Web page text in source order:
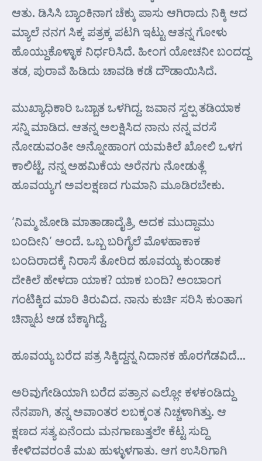
ಆತು. ಡಿಸಿಸಿ ಬ್ಯಾಂಕಿನಾಗ ಚೆಕ್ಕು ಪಾಸು ಆಗಿರಾದು ನಿಕ್ಕಿ ಆದ
ಮ್ಯಾಲೆ ನನಗ ಸಿಕ್ಕ ಪತ್ರಕ್ಕ ಪಟಗಿ ಇಟ್ಟು ಆತನ್ನ ಗೋಳು
ಹೊಯ್ದುಕೊಳ್ಳಾಕ ನಿರ್ಧರಿಸಿದೆ. ಹೀಂಗ ಯೋಚನೀ ಬಂದದ್ದ
ತಡ, ಪುರಾವೆ ಹಿಡಿದು ಚಾವಡಿ ಕಡೆ ದೌಡಾಯಿಸಿದೆ.
ಮುಖ್ಯಾಧಿಕಾರಿ ಒಬ್ಬಾತ ಒಳಗಿದ್ದ. ಜವಾನ ಸ್ವಲ್ಪ ತಡಿಯಾಕ
ಸನ್ನಿ ಮಾಡಿದ. ಆತನ್ನ ಅಲಕ್ಷಿಸಿದ ನಾನು ನನ್ನ ವರಸೆ
ನೋಡುವಂತೀ ಅನ್ನೋಹಾಂಗ ಯಮಕಿಲೆ ಖೋಲಿ ಒಳಗ
ಕಾಲಿಟ್ಟೆ. ನನ್ನ ಅಹಮಿಕೆಯ ಅರೆನಗು ನೋಡುತ್ಲೆ
ಹೂವಯ್ಯಗ ಅವಲಕ್ಷಣದ ಗುಮಾನಿ ಮೂಡಿರಬೇಕು.
‘ನಿಮ್ಮ ಜೋಡಿ ಮಾತಾಡಾದೈತ್ರಿ, ಅದಕ ಮುದ್ದಾಮು
ಬಂದೀನಿ’ ಅಂದೆ. ಒಬ್ಬ ಬರಿಗೈಲೆ ಮೊಳಹಾಕಾಕ
ಬಂದಿರಾದಕ್ಕೆ ನಿರಾಸೆ ತೋರಿದ ಹೂವಯ್ಯ ಕುಂಡಾಕ
ದೇಕಿಲೆ ಹೇಳದಾ ಯಾಕ? ಯಾಕ ಬಂದಿ? ಅಂಬಾಂಗ
ಗಂಟಿಕ್ಕಿದ ಮಾರಿ ತಿರುವಿದ. ನಾನು ಕುರ್ಚಿ ಸರಿಸಿ ಕುಂತಾಗ
ಚಿನ್ನಾಟ ಆಡ ಬೆಕ್ಕಾಗಿದ್ದೆ.
ಹೂವಯ್ಯ ಬರೆದ ಪತ್ರ ಸಿಕ್ಕಿದ್ದನ್ನ ನಿದಾನಕ ಹೊರಗೆಡವಿದೆ…
ಅರಿವುಗೇಡಿಯಾಗಿ ಬರೆದ ಪತ್ರಾನ ಎಲ್ಲೋ ಕಳಕಂಡಿದ್ದು
ನೆನಪಾಗಿ, ತನ್ನ ಅವಾಂತರ ಲಬಕ್ಕಂತ ನಿಚ್ಚಳಾಗಿತ್ತು. ಆ
ಕ್ಷಣದ ಸತ್ಯ ಏನೆಂದು ಮನಗಾಣುತ್ತಲೇ ಕೆಟ್ಟ ಸುದ್ದಿ
ಕೇಳಿದವರಂತೆ ಮಖ ಹುಳ್ಳುಳಗಾತು. ಆಗ ಉಸಿರಿಗಾಗಿ